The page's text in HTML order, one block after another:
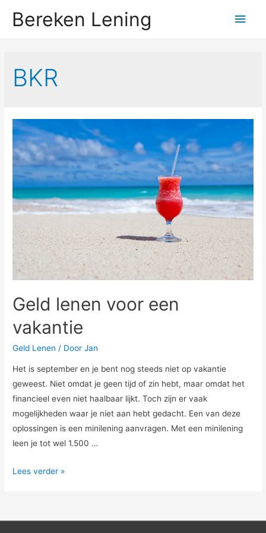
Bereken Lening
BKR
Geld lenen voor een
vakantie
Geld Lenen / DoorJan
Het is september en je bent nog steeds niet op vakantie
geweest. Niet omdat je geen tijd of zin hebt, maar omdat het
financieel even niet haalbaar lijkt. Toch zijn er vaak
mogelijkheden waar je niet aan hebt gedacht. Een van deze
oplossingen is een minilening aanvragen. Met een minilening
leen je tot wel 1.500 …
Geld
Lees verder »